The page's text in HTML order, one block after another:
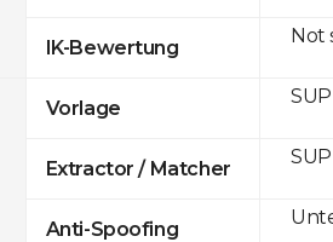
IK-Bewertung
Vorlage
Extractor / Matcher
Anti-Spoofing
Not